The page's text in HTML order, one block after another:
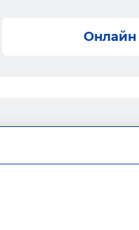
Онлайн